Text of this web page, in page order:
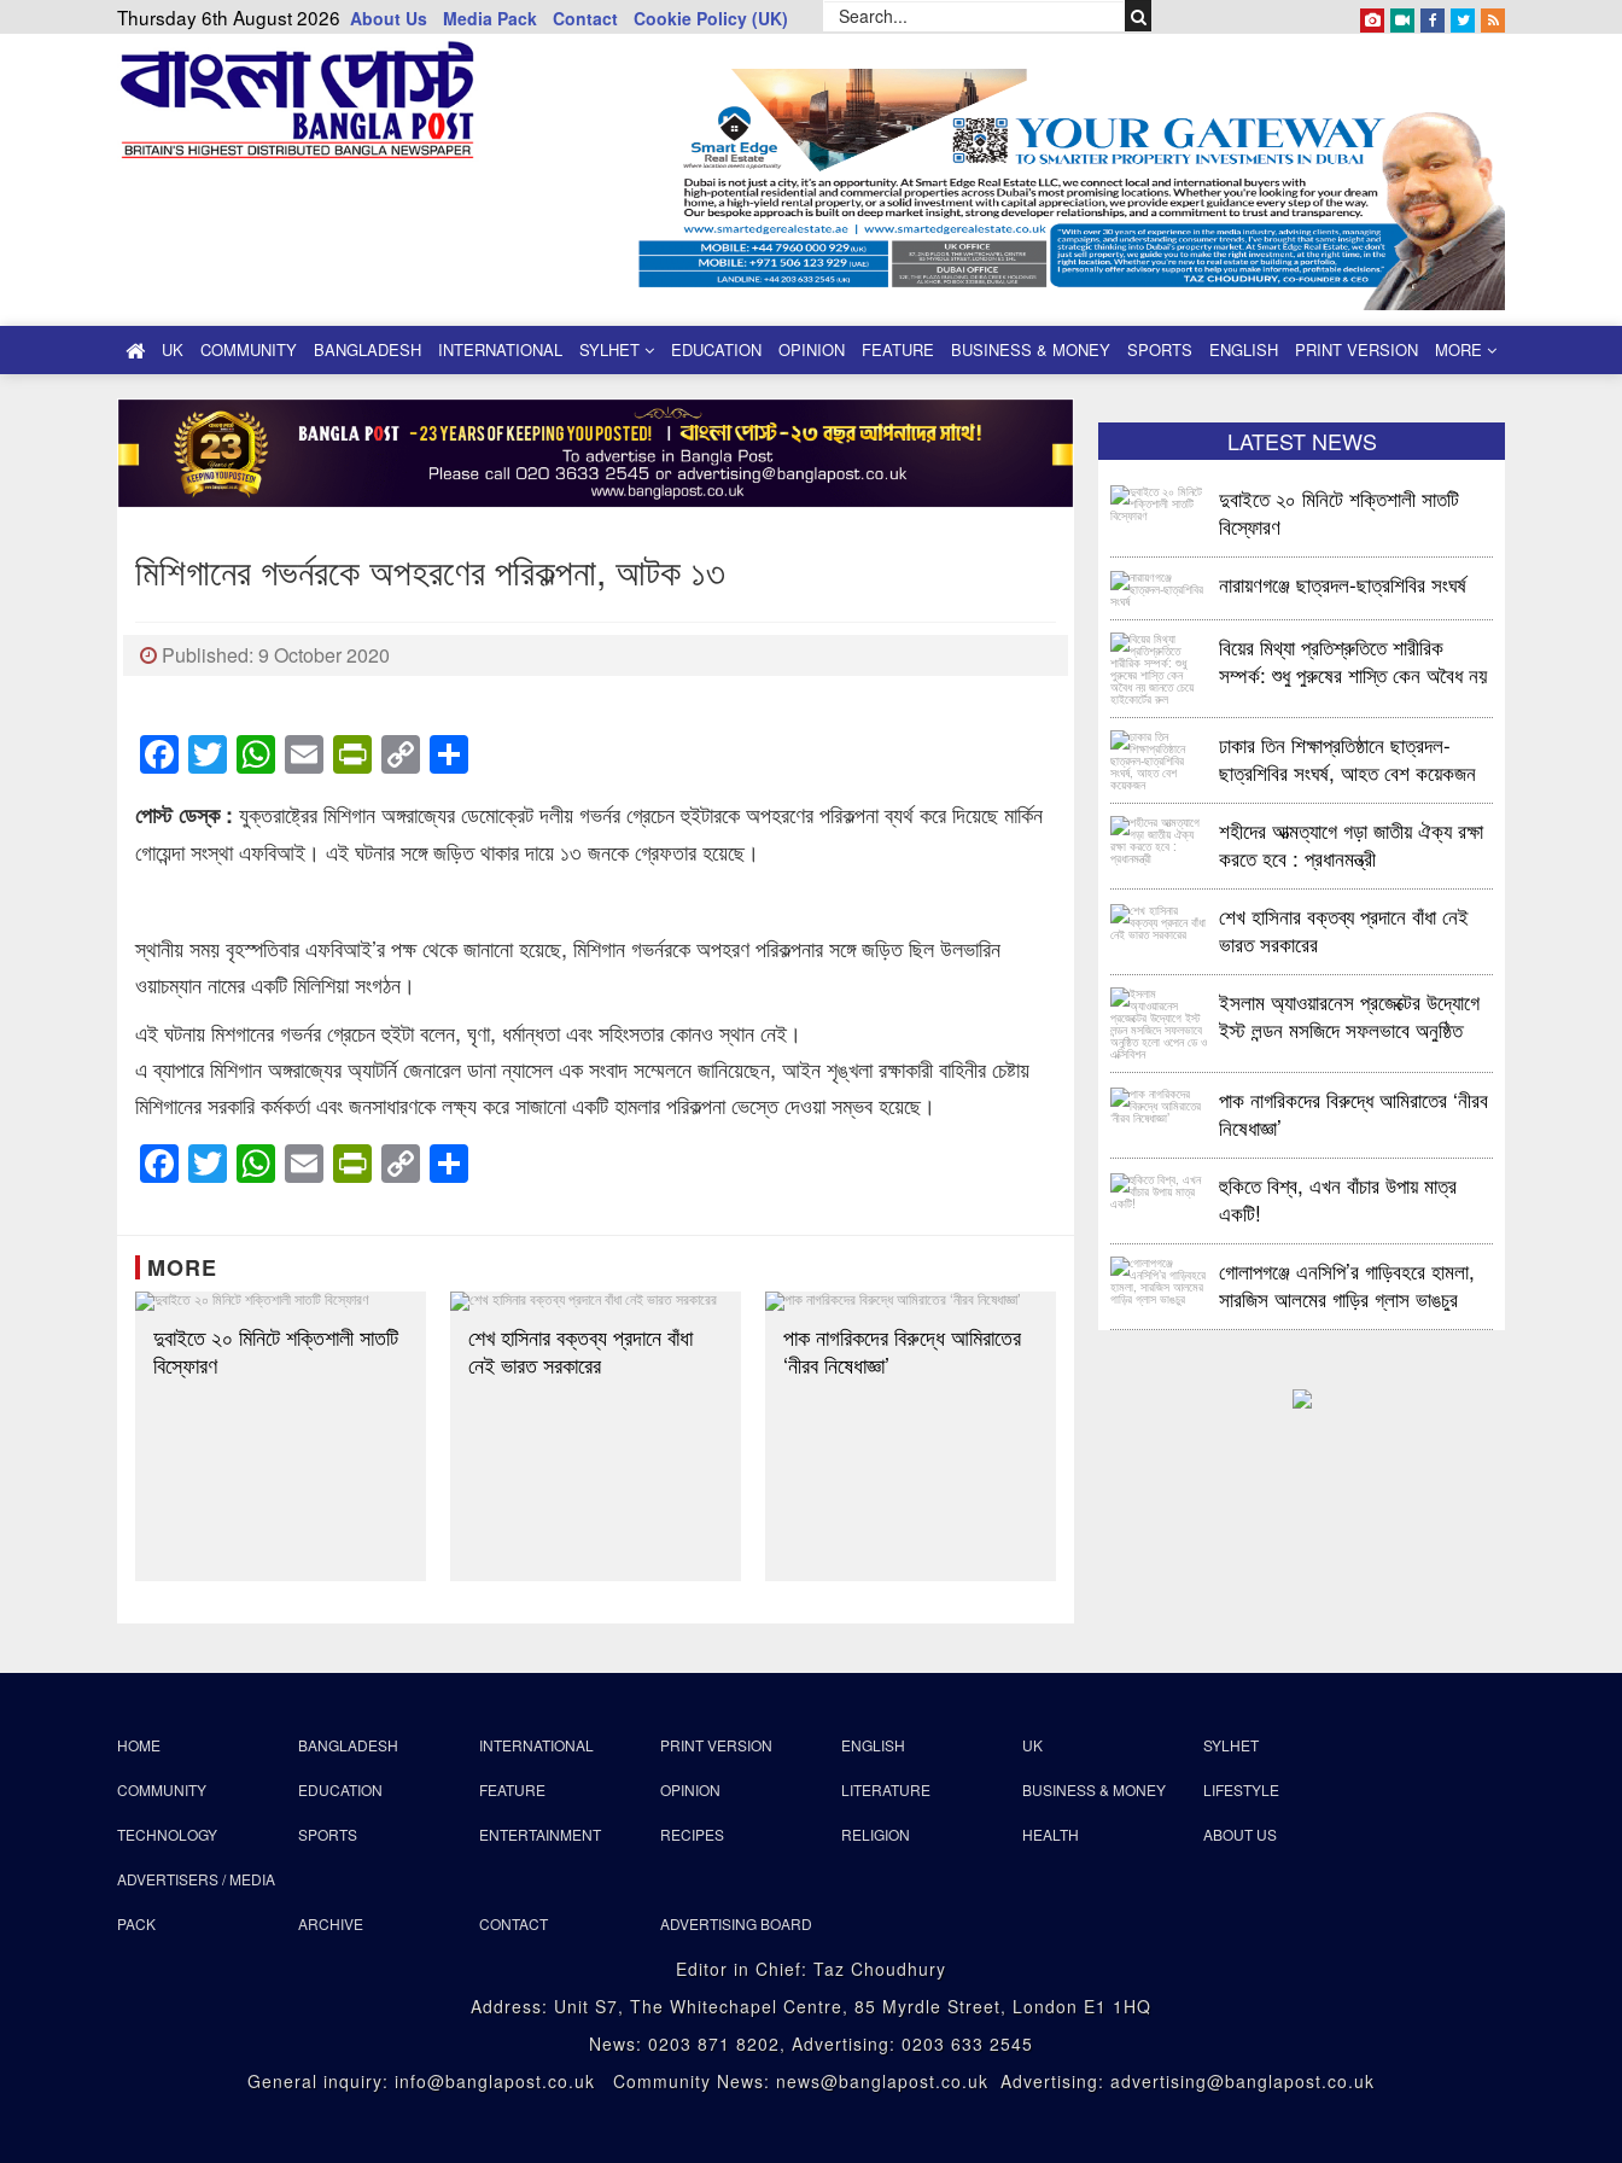
Thursday 6th August 2026 About Us Media Pack Contact Cookie Policy (UK)
UK COMMUNITY BANGLADESH INTERNATIONAL SYLHET EDUCATION OPINION FEATURE BUSINESS & MONEY SPORTS ENGLISH PRINT VERSION MORE
মিশিগানের গভর্নরকে অপহরণের পরিকল্পনা, আটক ১৩
Published: 9 October 2020
Facebook
Twitter
WhatsApp
EmailPrintFriendly
Copy
Link
পোস্ট ডেস্ক : যুক্তরাষ্ট্রের মিশিগান অঙ্গরাজ্যের ডেমোক্রেট দলীয় গভর্নর গ্রেচেন হুইটারকে অপহরণের পরিকল্পনা ব্যর্থ করে দিয়েছে মার্কিন
গোয়েন্দা সংস্থা এফবিআই। এই ঘটনার সঙ্গে জড়িত থাকার দায়ে ১৩ জনকে গ্রেফতার হয়েছে।
স্থানীয় সময় বৃহস্পতিবার এফবিআই’র পক্ষ থেকে জানানো হয়েছে, মিশিগান গভর্নরকে অপহরণ পরিকল্পনার সঙ্গে জড়িত ছিল উলভারিন
ওয়াচম্যান নামের একটি মিলিশিয়া সংগঠন।
এই ঘটনায় মিশগানের গভর্নর গ্রেচেন হুইটা বলেন, ঘৃণা, ধর্মান্ধতা এবং সহিংসতার কোনও স্থান নেই।
এ ব্যাপারে মিশিগান অঙ্গরাজ্যের অ্যাটর্নি জেনারেল ডানা ন্যাসেল এক সংবাদ সম্মেলনে জানিয়েছেন, আইন শৃঙ্খলা রক্ষাকারী বাহিনীর চেষ্টায়
মিশিগানের সরকারি কর্মকর্তা এবং জনসাধারণকে লক্ষ্য করে সাজানো একটি হামলার পরিকল্পনা ভেস্তে দেওয়া সম্ভব হয়েছে।
Facebook
Twitter
WhatsApp
EmailPrintFriendly
Copy
Link
MORE
দুবাইতে ২০ মিনিটে শক্তিশালী সাতটি
বিস্ফোরণ
শেখ হাসিনার বক্তব্য প্রদানে বাঁধা
নেই ভারত সরকারের
পাক নাগরিকদের বিরুদ্ধে আমিরাতের
‘নীরব নিষেধাজ্ঞা’
LATEST NEWS
দুবাইতে ২০ মিনিটে শক্তিশালী সাতটি
বিস্ফোরণ
নারায়ণগঞ্জে ছাত্রদল-ছাত্রশিবির সংঘর্ষ
বিয়ের মিথ্যা প্রতিশ্রুতিতে শারীরিক
সম্পর্ক: শুধু পুরুষের শাস্তি কেন অবৈধ নয়
ঢাকার তিন শিক্ষাপ্রতিষ্ঠানে ছাত্রদল-
ছাত্রশিবির সংঘর্ষ, আহত বেশ কয়েকজন
শহীদের আত্মত্যাগে গড়া জাতীয় ঐক্য রক্ষা
করতে হবে : প্রধানমন্ত্রী
শেখ হাসিনার বক্তব্য প্রদানে বাঁধা নেই
ভারত সরকারের
ইসলাম অ্যাওয়ারনেস প্রজেক্টের উদ্যোগে
ইস্ট লন্ডন মসজিদে সফলভাবে অনুষ্ঠিত
পাক নাগরিকদের বিরুদ্ধে আমিরাতের ‘নীরব
নিষেধাজ্ঞা’
হুকিতে বিশ্ব, এখন বাঁচার উপায় মাত্র
একটি!
গোলাপগঞ্জে এনসিপি’র গাড়িবহরে হামলা,
সারজিস আলমের গাড়ির গ্লাস ভাঙচুর
HOME BANGLADESH INTERNATIONAL PRINT VERSION ENGLISH UK SYLHET
COMMUNITY EDUCATION FEATURE OPINION LITERATURE BUSINESS & MONEY LIFESTYLE
TECHNOLOGY SPORTS ENTERTAINMENT RECIPES RELIGION HEALTH ABOUT US
ADVERTISERS / MEDIA
PACK ARCHIVE CONTACT ADVERTISING BOARD
Editor in Chief: Taz Choudhury
Address: Unit S7, The Whitechapel Centre, 85 Myrdle Street, London E1 1HQ
News: 0203 871 8202, Advertising: 0203 633 2545
General inquiry: info@banglapost.co.uk Community News: news@banglapost.co.uk Advertising: advertising@banglapost.co.uk